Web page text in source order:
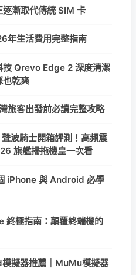
漸取代傳統 SIM 卡
年生活費用完整指南
技 Qrevo Edge 2 深度清潔
也乾爽
旅客出發前必讀完整攻略
波騎士開箱評測！高頻震
旗艦掃拖機皇一次看
iPhone 與 Android 必學
極指南：顛覆終端機的
擬器推薦｜MuMu模擬器